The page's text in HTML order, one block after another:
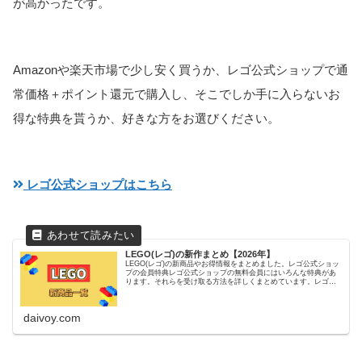
が高かったです。
Amazonや楽天市場で少し安く買うか、レゴ公式ショップで通
常価格＋ポイント還元で購入し、そこでしか手に入らないお
得な特典を貰うか、好きな方をお選びください。
レゴ公式ショップはこちら
LEGO(レゴ)の新作まとめ【2026年】
LEGO(レゴ)の新商品やお得情報をまとめました。レゴ公式ショッ
プの会員特典レゴ公式ショップの無料会員にはいろんな特典があ
ります。それらを受け取る方法を詳しくまとめています。レゴ公
daivoy.com